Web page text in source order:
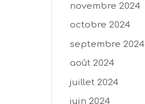
novembre 2024
octobre 2024
septembre 2024
août 2024
juillet 2024
juin 2024